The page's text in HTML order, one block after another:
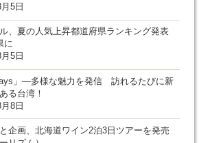
5日
、夏の人気上昇都道府県ランキング発表
に
5日
」―多様な魅力を発信 訪れるたびに新
る台湾！
8日
企画、北海道ワイン2泊3日ツアーを発売